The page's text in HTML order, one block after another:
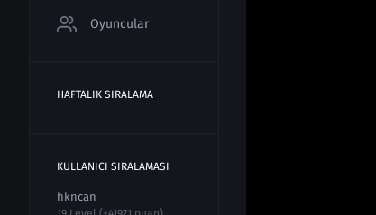
Oyuncular
HAFTALIK SIRALAMA
KULLANICI SIRALAMASI
hkncan